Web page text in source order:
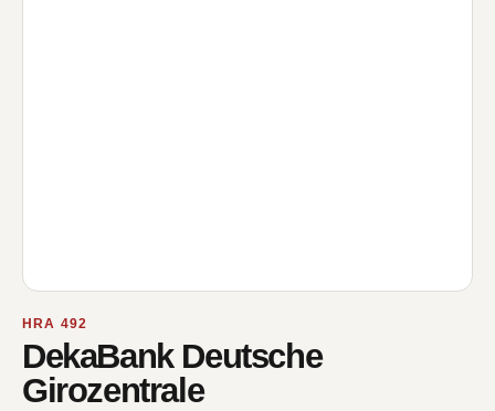
HRA 492
DekaBank Deutsche
Girozentrale